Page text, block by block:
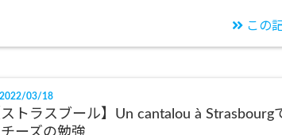
この
03/18
トラスブール】Un cantalou à Strasbourg